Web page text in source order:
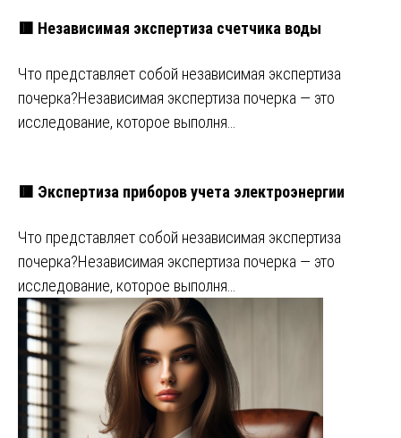
🟥 Независимая экспертиза счетчика воды
Что представляет собой независимая экспертиза
почерка?Независимая экспертиза почерка — это
исследование, которое выполня…
🟥 Экспертиза приборов учета электроэнергии
Что представляет собой независимая экспертиза
почерка?Независимая экспертиза почерка — это
исследование, которое выполня…